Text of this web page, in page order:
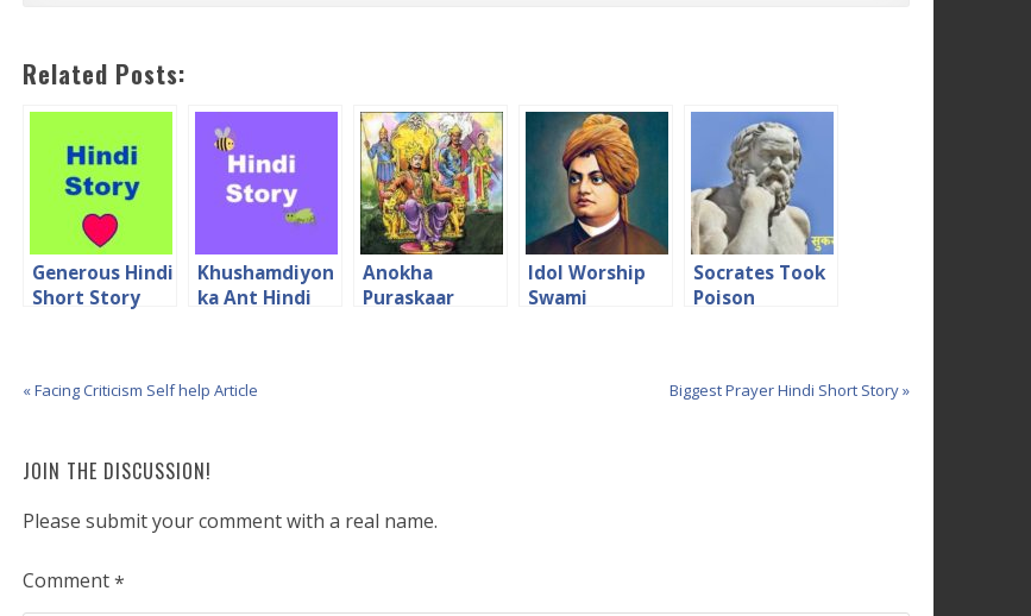
Related Posts:
Generous Hindi
Short Story
Khushamdiyon
ka Ant Hindi
Anokha
Puraskaar
Idol Worship
Swami
Socrates Took
Poison
« Facing Criticism Self help Article Biggest Prayer Hindi Short Story »
JOIN THE DISCUSSION!
Please submit your comment with a real name.
Comment*